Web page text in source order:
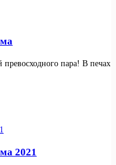
пара! В печах
2021